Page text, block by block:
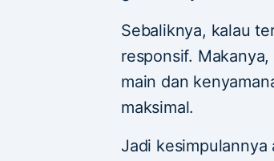
Sebaliknya, kalau
responsif.
main dan
maksimal.
Jadi kesimpulannya